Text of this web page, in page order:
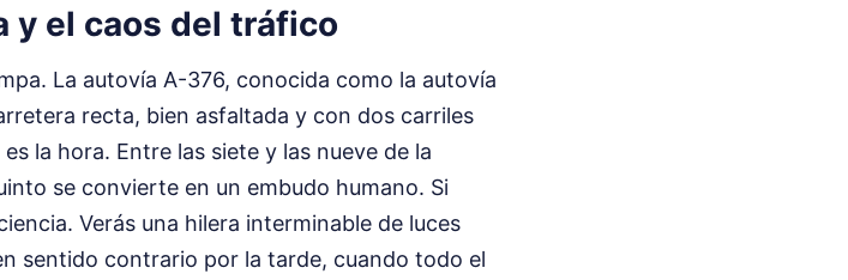
y el caos del tráfico
La autovía A-376, conocida como la autovía
recta, bien asfaltada y con dos carriles
la hora. Entre las siete y las nueve de la
se convierte en un embudo humano. Si
Verás una hilera interminable de luces
sentido contrario por la tarde, cuando todo el